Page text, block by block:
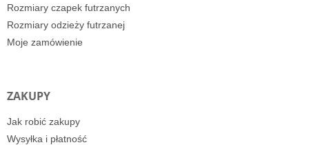
Rozmiary czapek futrzanych
Rozmiary odzieży futrzanej
Moje zamówienie
ZAKUPY
Jak robić zakupy
Wysyłka i płatność